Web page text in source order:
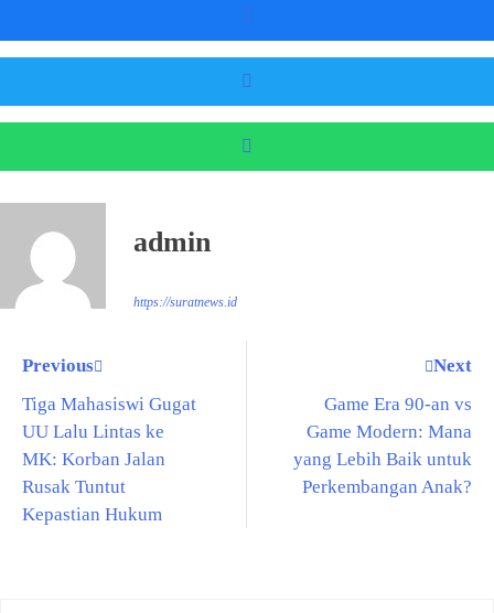
admin
https://suratnews.id
Previous
Tiga Mahasiswi Gugat
UU Lalu Lintas ke
MK: Korban Jalan
Rusak Tuntut
Kepastian Hukum
Next
Game Era 90-an vs
Game Modern: Mana
yang Lebih Baik untuk
Perkembangan Anak?